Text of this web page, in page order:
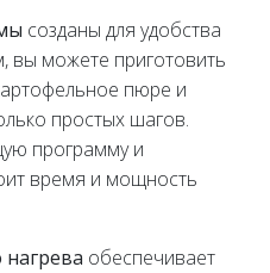
созданы для удобства
вы можете приготовить
пюре и
простых шагов.
программу и
время и мощность
обеспечивает